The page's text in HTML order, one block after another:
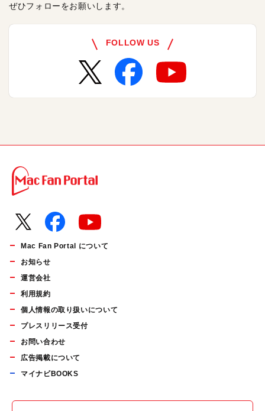
ぜひフォローをお願いします。
FOLLOW US
Mac Fan Portal について
お知らせ
運営会社
利用規約
個人情報の取り扱いについて
プレスリリース受付
お問い合わせ
広告掲載について
マイナビBOOKS